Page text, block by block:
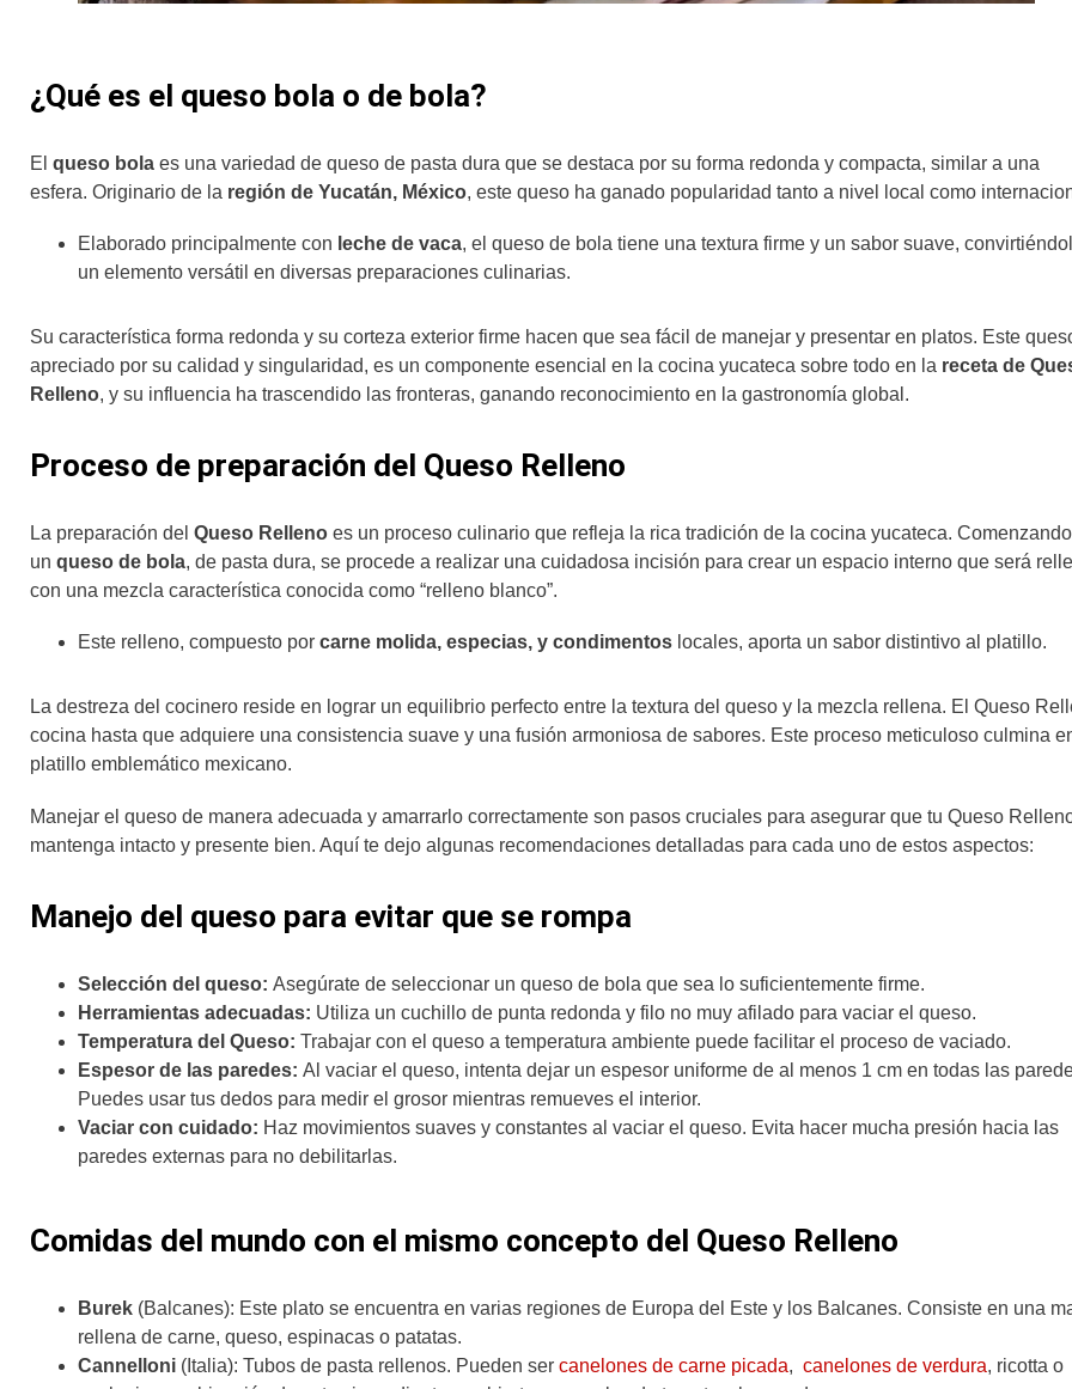
¿Qué es el queso bola o de bola?
El queso bola es una variedad de queso de pasta dura que se destaca por su forma redonda y compacta, similar a una
esfera. Originario de la región de Yucatán, México, este queso ha ganado popularidad tanto a nivel local como
Elaborado principalmente con leche de vaca, el queso de bola tiene una textura firme y un sabor suave,
un elemento versátil en diversas preparaciones culinarias.
Su característica forma redonda y su corteza exterior firme hacen que sea fácil de manejar y presentar en platos. Este
apreciado por su calidad y singularidad, es un componente esencial en la cocina yucateca sobre todo en la receta de
Relleno, y su influencia ha trascendido las fronteras, ganando reconocimiento en la gastronomía global.
Proceso de preparación del Queso Relleno
La preparación del Queso Relleno es un proceso culinario que refleja la rica tradición de la cocina yucateca.
un queso de bola, de pasta dura, se procede a realizar una cuidadosa incisión para crear un espacio interno que será
con una mezcla característica conocida como “relleno blanco”.
Este relleno, compuesto por carne molida, especias, y condimentos locales, aporta un sabor distintivo al platillo.
La destreza del cocinero reside en lograr un equilibrio perfecto entre la textura del queso y la mezcla rellena. El Queso
cocina hasta que adquiere una consistencia suave y una fusión armoniosa de sabores. Este proceso meticuloso culmina
platillo emblemático mexicano.
Manejar el queso de manera adecuada y amarrarlo correctamente son pasos cruciales para asegurar que tu Queso
mantenga intacto y presente bien. Aquí te dejo algunas recomendaciones detalladas para cada uno de estos aspectos:
Manejo del queso para evitar que se rompa
Selección del queso: Asegúrate de seleccionar un queso de bola que sea lo suficientemente firme.
Herramientas adecuadas: Utiliza un cuchillo de punta redonda y filo no muy afilado para vaciar el queso.
Temperatura del Queso: Trabajar con el queso a temperatura ambiente puede facilitar el proceso de vaciado.
Espesor de las paredes: Al vaciar el queso, intenta dejar un espesor uniforme de al menos 1 cm en todas las
Puedes usar tus dedos para medir el grosor mientras remueves el interior.
Vaciar con cuidado: Haz movimientos suaves y constantes al vaciar el queso. Evita hacer mucha presión hacia las
paredes externas para no debilitarlas.
Comidas del mundo con el mismo concepto del Queso Relleno
Burek (Balcanes): Este plato se encuentra en varias regiones de Europa del Este y los Balcanes. Consiste en una
rellena de carne, queso, espinacas o patatas.
Cannelloni (Italia): Tubos de pasta rellenos. Pueden ser canelones de carne picada, canelones de verdura, ricotta o